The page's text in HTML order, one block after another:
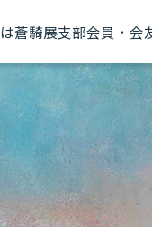
蒼騎展支部会員・会